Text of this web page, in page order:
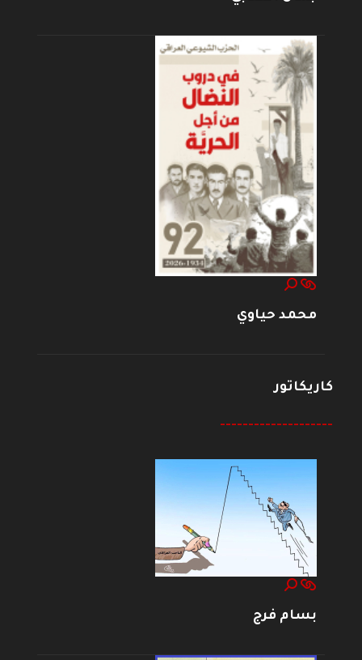
محمد حياوي
كاريكاتور
--------------------
بسام فرج